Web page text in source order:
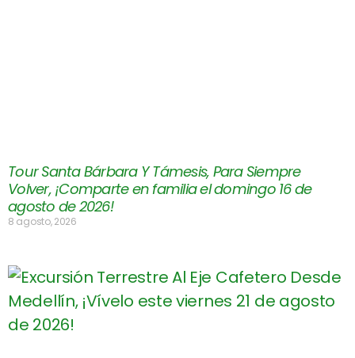
Tour Santa Bárbara Y Támesis, Para Siempre
Volver, ¡Comparte en familia el domingo 16 de
agosto de 2026!
8 agosto, 2026